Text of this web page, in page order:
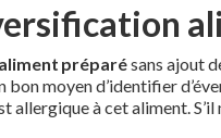
préparésans ajout
bon moyen d’identifier
allergique à cet aliment.